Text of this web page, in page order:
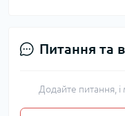
Питання та
Додайте питання,